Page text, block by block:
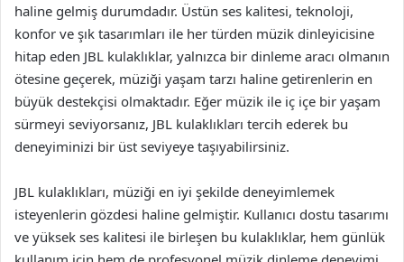
haline gelmiş durumdadır. Üstün ses kalitesi, teknoloji,
konfor ve şık tasarımları ile her türden müzik dinleyicisine
hitap eden JBL kulaklıklar, yalnızca bir dinleme aracı olmanın
ötesine geçerek, müziği yaşam tarzı haline getirenlerin en
büyük destekçisi olmaktadır. Eğer müzik ile iç içe bir yaşam
sürmeyi seviyorsanız, JBL kulaklıkları tercih ederek bu
deneyiminizi bir üst seviyeye taşıyabilirsiniz.
JBL kulaklıkları, müziği en iyi şekilde deneyimlemek
isteyenlerin gözdesi haline gelmiştir. Kullanıcı dostu tasarımı
ve yüksek ses kalitesi ile birleşen bu kulaklıklar, hem günlük